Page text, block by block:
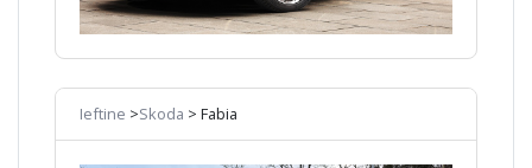
Ieftine >Skoda > Fabia